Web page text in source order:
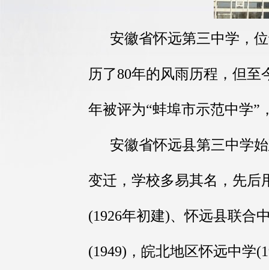
安徽省怀远第三中学，位
历了80年的风雨历程，但至
年被评为“蚌埠市示范中学”
安徽省怀远县第三中学始
变迁，学校多易其名，先后
(1926年初建)、怀远县联合
(1949)，皖北地区怀远中学